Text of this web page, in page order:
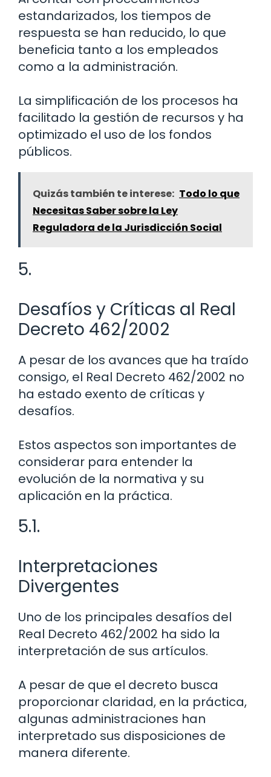
estandarizados, los tiempos de
respuesta se han reducido, lo que
beneficia tanto a los empleados
como a la administración.
La simplificación de los procesos ha
facilitado la gestión de recursos y ha
optimizado el uso de los fondos
públicos.
Quizás también te interese: Todo lo que
Necesitas Saber sobre la Ley
Reguladora de la Jurisdicción Social
5.
Desafíos y Críticas al Real
Decreto 462/2002
A pesar de los avances que ha traído
consigo, el Real Decreto 462/2002 no
ha estado exento de críticas y
desafíos.
Estos aspectos son importantes de
considerar para entender la
evolución de la normativa y su
aplicación en la práctica.
5.1.
Interpretaciones
Divergentes
Uno de los principales desafíos del
Real Decreto 462/2002 ha sido la
interpretación de sus artículos.
A pesar de que el decreto busca
proporcionar claridad, en la práctica,
algunas administraciones han
interpretado sus disposiciones de
manera diferente.